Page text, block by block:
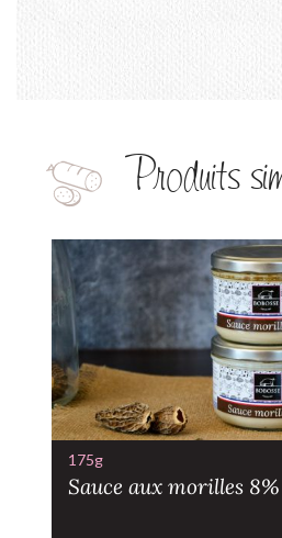
Produits
175g
Sauce aux morilles 8%